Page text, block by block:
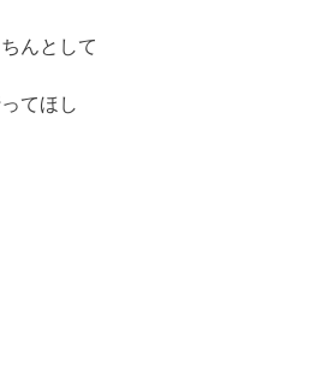
んとして
てほし